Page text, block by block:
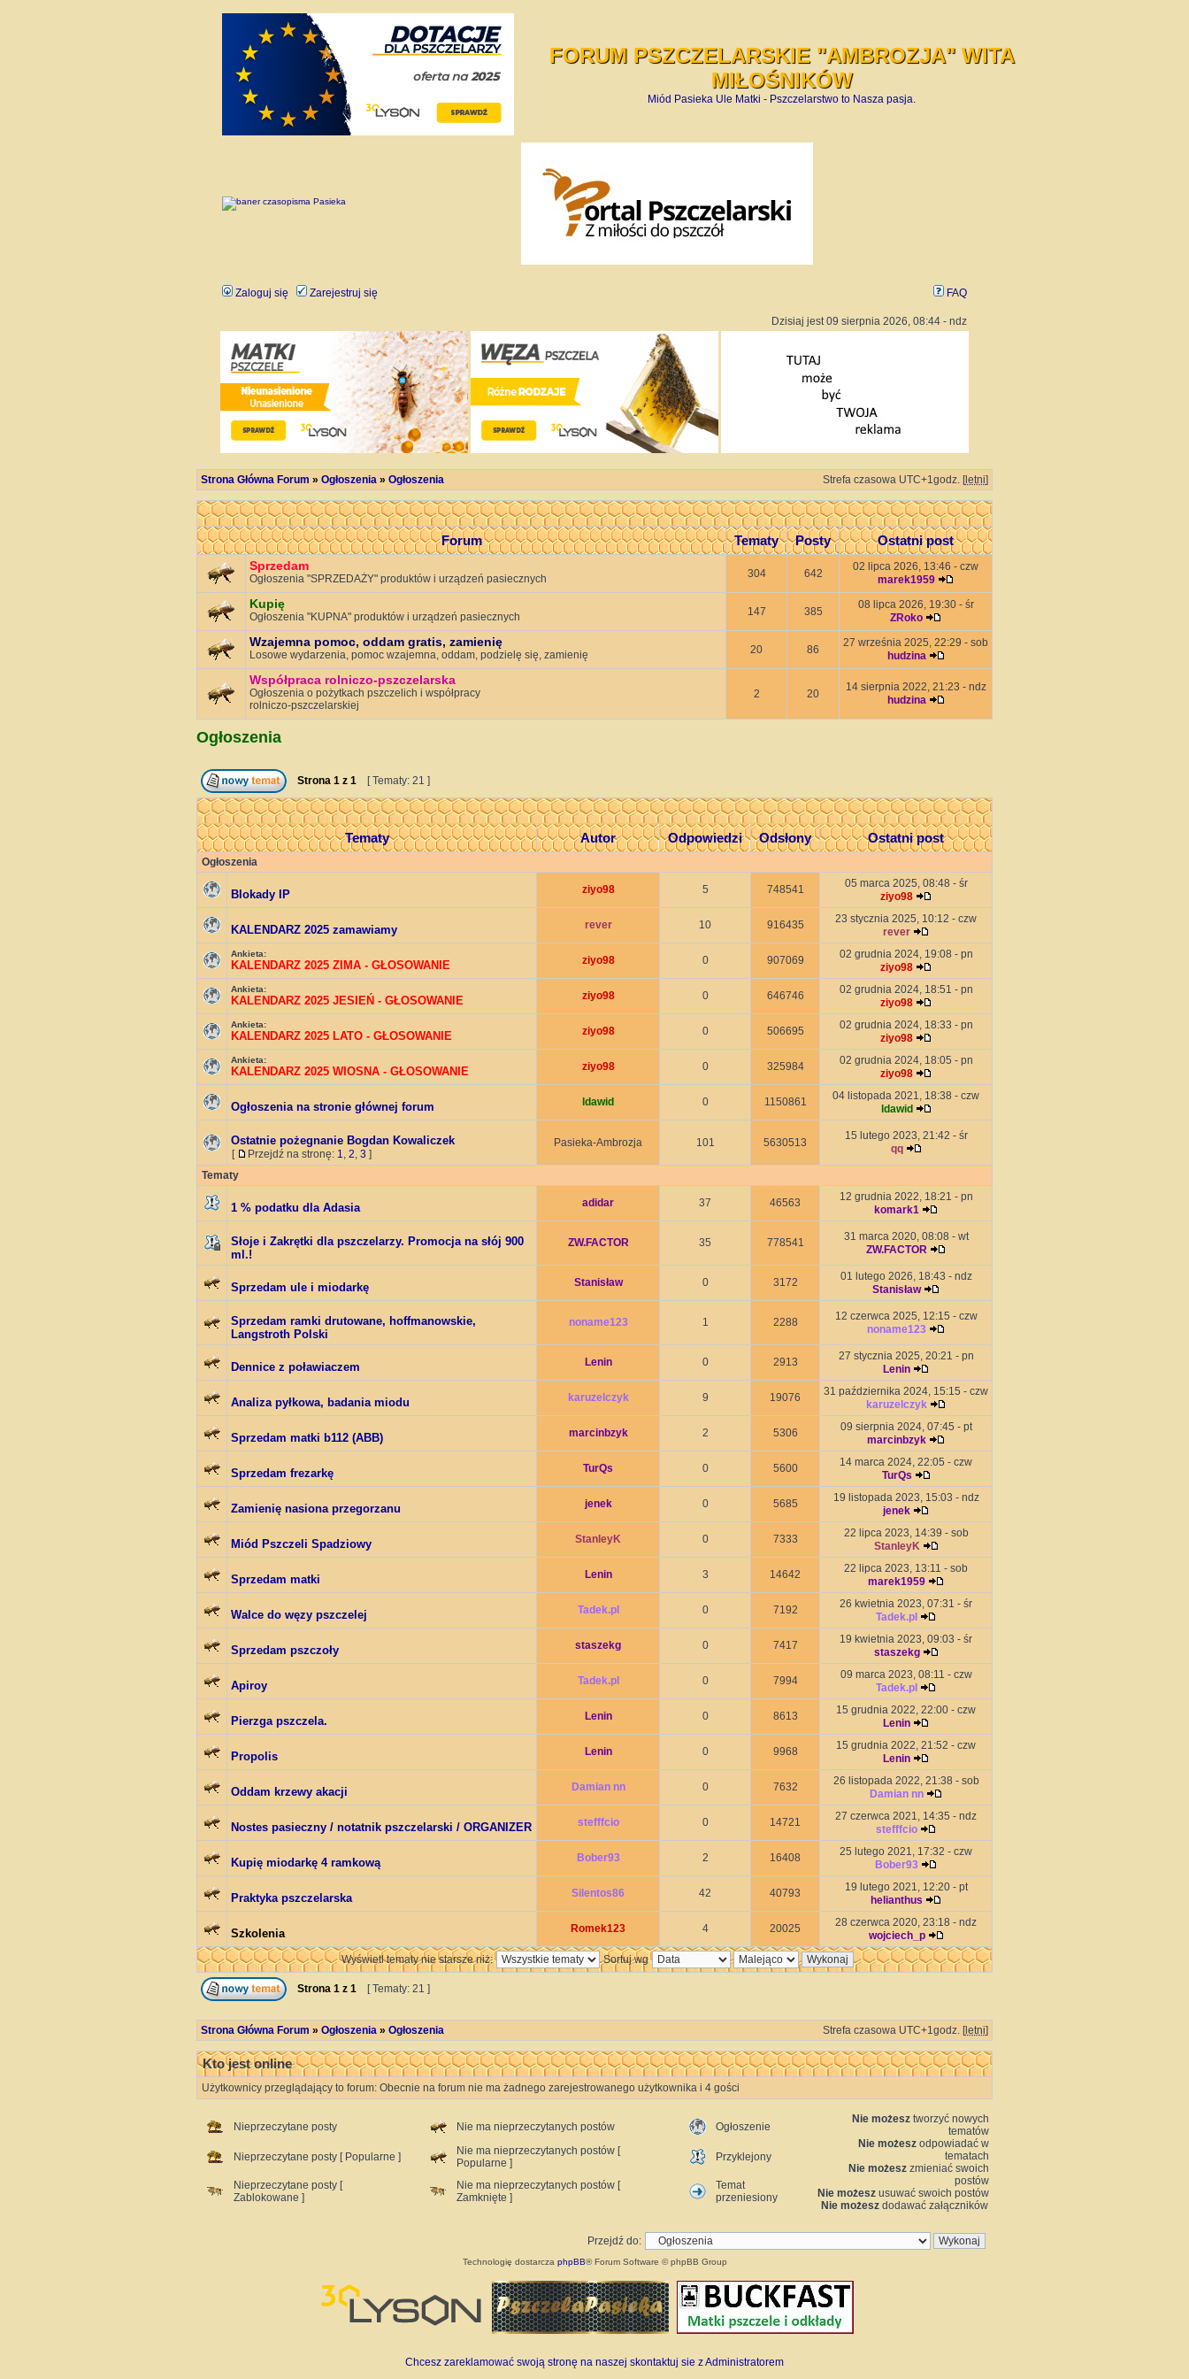
FORUM PSZCZELARSKIE "AMBROZJA" WITA
MIŁOŚNIKÓW
Miód Pasieka Ule Matki - Pszczelarstwo to Nasza pasja.
Zaloguj się Zarejestruj się FAQ
Dzisiaj jest 09 sierpnia 2026, 08:44 - ndz
Strona Główna Forum » Ogłoszenia » Ogłoszenia Strefa czasowa UTC+1godz. [letni]
Forum Tematy Posty Ostatni post
Sprzedam
Ogłoszenia "SPRZEDAŻY" produktów i urządzeń pasiecznych 304 642
02 lipca 2026, 13:46 - czw
marek1959
Kupię
Ogłoszenia "KUPNA" produktów i urządzeń pasiecznych 147 385
08 lipca 2026, 19:30 - śr
ZRoko
Wzajemna pomoc, oddam gratis, zamienię
Losowe wydarzenia, pomoc wzajemna, oddam, podzielę się, zamienię 20 86
27 września 2025, 22:29 - sob
hudzina
Współpraca rolniczo-pszczelarska
Ogłoszenia o pożytkach pszczelich i współpracy
rolniczo-pszczelarskiej
2 20
14 sierpnia 2022, 21:23 - ndz
hudzina
Ogłoszenia
Strona 1 z 1 [ Tematy: 21 ]
Tematy Autor Odpowiedzi Odsłony Ostatni post
Ogłoszenia
Blokady IP ziyo98 5 748541
05 marca 2025, 08:48 - śr
ziyo98
KALENDARZ 2025 zamawiamy rever 10 916435
23 stycznia 2025, 10:12 - czw
rever
Ankieta:
KALENDARZ 2025 ZIMA - GŁOSOWANIE ziyo98 0 907069
02 grudnia 2024, 19:08 - pn
ziyo98
Ankieta:
KALENDARZ 2025 JESIEŃ - GŁOSOWANIE ziyo98 0 646746
02 grudnia 2024, 18:51 - pn
ziyo98
Ankieta:
KALENDARZ 2025 LATO - GŁOSOWANIE ziyo98 0 506695
02 grudnia 2024, 18:33 - pn
ziyo98
Ankieta:
KALENDARZ 2025 WIOSNA - GŁOSOWANIE ziyo98 0 325984
02 grudnia 2024, 18:05 - pn
ziyo98
Ogłoszenia na stronie głównej forum ldawid 0 1150861
04 listopada 2021, 18:38 - czw
ldawid
Ostatnie pożegnanie Bogdan Kowaliczek
[ Przejdź na stronę: 1, 2, 3 ]
Pasieka-Ambrozja 101 5630513
15 lutego 2023, 21:42 - śr
qq
Tematy
1 % podatku dla Adasia adidar 37 46563
12 grudnia 2022, 18:21 - pn
komark1
Słoje i Zakrętki dla pszczelarzy. Promocja na słój 900
ml.!
ZW.FACTOR 35 778541
31 marca 2020, 08:08 - wt
ZW.FACTOR
Sprzedam ule i miodarkę Stanisław 0 3172
01 lutego 2026, 18:43 - ndz
Stanisław
Sprzedam ramki drutowane, hoffmanowskie,
Langstroth Polski
noname123 1 2288
12 czerwca 2025, 12:15 - czw
noname123
Dennice z poławiaczem Lenin 0 2913
27 stycznia 2025, 20:21 - pn
Lenin
Analiza pyłkowa, badania miodu karuzelczyk 9 19076
31 października 2024, 15:15 - czw
karuzelczyk
Sprzedam matki b112 (ABB) marcinbzyk 2 5306
09 sierpnia 2024, 07:45 - pt
marcinbzyk
Sprzedam frezarkę TurQs 0 5600
14 marca 2024, 22:05 - czw
TurQs
Zamienię nasiona przegorzanu jenek 0 5685
19 listopada 2023, 15:03 - ndz
jenek
Miód Pszczeli Spadziowy StanleyK 0 7333
22 lipca 2023, 14:39 - sob
StanleyK
Sprzedam matki Lenin 3 14642
22 lipca 2023, 13:11 - sob
marek1959
Walce do węzy pszczelej Tadek.pl 0 7192
26 kwietnia 2023, 07:31 - śr
Tadek.pl
Sprzedam pszczoły staszekg 0 7417
19 kwietnia 2023, 09:03 - śr
staszekg
Apiroy Tadek.pl 0 7994
09 marca 2023, 08:11 - czw
Tadek.pl
Pierzga pszczela. Lenin 0 8613
15 grudnia 2022, 22:00 - czw
Lenin
Propolis Lenin 0 9968
15 grudnia 2022, 21:52 - czw
Lenin
Oddam krzewy akacji Damian nn 0 7632
26 listopada 2022, 21:38 - sob
Damian nn
Nostes pasieczny / notatnik pszczelarski / ORGANIZER stefffcio 0 14721
27 czerwca 2021, 14:35 - ndz
stefffcio
Kupię miodarkę 4 ramkową Bober93 2 16408
25 lutego 2021, 17:32 - czw
Bober93
Praktyka pszczelarska Silentos86 42 40793
19 lutego 2021, 12:20 - pt
helianthus
Szkolenia Romek123 4 20025
28 czerwca 2020, 23:18 - ndz
wojciech_p
Wyświetl tematy nie starsze niż:
Sortuj wg
Strona 1 z 1 [ Tematy: 21 ]
Strona Główna Forum » Ogłoszenia » Ogłoszenia Strefa czasowa UTC+1godz. [letni]
Kto jest online
Użytkownicy przeglądający to forum: Obecnie na forum nie ma żadnego zarejestrowanego użytkownika i 4 gości
Nieprzeczytane posty Nie ma nieprzeczytanych postów Ogłoszenie
Nieprzeczytane posty [ Popularne ]
Nie ma nieprzeczytanych postów [
Popularne ]
Przyklejony
Nieprzeczytane posty [
Zablokowane ]
Nie ma nieprzeczytanych postów [
Zamknięte ]
Temat
przeniesiony
Nie możesz tworzyć nowych
tematów
Nie możesz odpowiadać w
tematach
Nie możesz zmieniać swoich
postów
Nie możesz usuwać swoich postów
Nie możesz dodawać załączników
Przejdź do:
Technologię dostarcza phpBB® Forum Software © phpBB Group
Chcesz zareklamować swoją stronę na naszej skontaktuj sie z Administratorem